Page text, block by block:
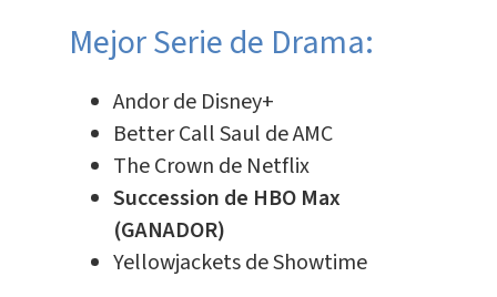
Mejor Serie de Drama:
Andor de Disney+
Better Call Saul de AMC
The Crown de Netflix
Succession de HBO Max
(GANADOR)
Yellowjackets de Showtime